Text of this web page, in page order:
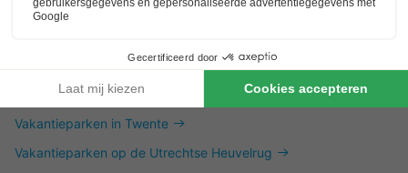
Dit is ook interessant
Vakantieparken in Zuid-Limburg
Vakantieparken in de Achterhoek
Vakantieparken in Twente
Vakantieparken op de Utrechtse Heuvelrug